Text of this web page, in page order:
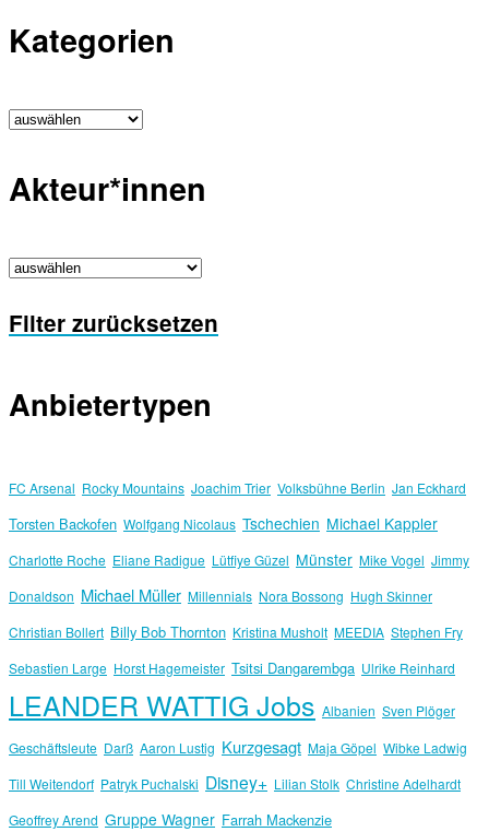
Kategorien
Akteur*innen
Filter zurücksetzen
Anbietertypen
FC Arsenal Rocky Mountains Joachim Trier Volksbühne Berlin Jan Eckhard
Torsten Backofen Wolfgang Nicolaus Tschechien Michael Kappler
Charlotte Roche Eliane Radigue Lütfiye Güzel Münster Mike Vogel Jimmy
Donaldson Michael Müller Millennials Nora Bossong Hugh Skinner
Christian Bollert Billy Bob Thornton Kristina Musholt MEEDIA Stephen Fry
Sebastien Large Horst Hagemeister Tsitsi Dangarembga Ulrike Reinhard
LEANDER WATTIG Jobs Albanien Sven Plöger
Geschäftsleute Darß Aaron Lustig Kurzgesagt Maja Göpel Wibke Ladwig
Till Weitendorf Patryk Puchalski Disney+ Lilian Stolk Christine Adelhardt
Geoffrey Arend Gruppe Wagner Farrah Mackenzie